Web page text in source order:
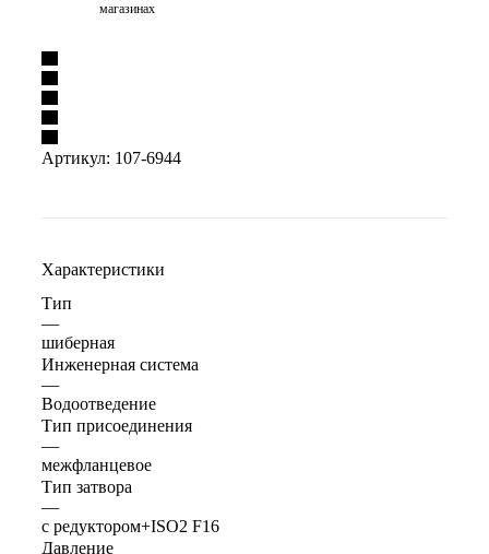
магазинах
Артикул: 107-6944
Характеристики
Тип
—
шиберная
Инженерная система
—
Водоотведение
Тип присоединения
—
межфланцевое
Тип затвора
—
с редуктором+ISO2 F16
Давление